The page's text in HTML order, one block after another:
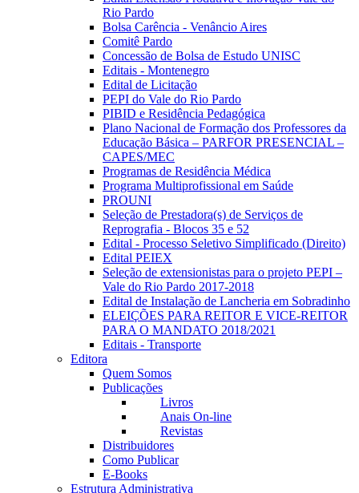
Rio Pardo
Bolsa Carência - Venâncio Aires
Comitê Pardo
Concessão de Bolsa de Estudo UNISC
Editais - Montenegro
Edital de Licitação
PEPI do Vale do Rio Pardo
PIBID e Residência Pedagógica
Plano Nacional de Formação dos Professores da
Educação Básica – PARFOR PRESENCIAL –
CAPES/MEC
Programas de Residência Médica
Programa Multiprofissional em Saúde
PROUNI
Seleção de Prestadora(s) de Serviços de
Reprografia - Blocos 35 e 52
Edital - Processo Seletivo Simplificado (Direito)
Edital PEIEX
Seleção de extensionistas para o projeto PEPI –
Vale do Rio Pardo 2017-2018
Edital de Instalação de Lancheria em Sobradinho
ELEIÇÕES PARA REITOR E VICE-REITOR
PARA O MANDATO 2018/2021
Editais - Transporte
Editora
Quem Somos
Publicações
Livros
Anais On-line
Revistas
Distribuidores
Como Publicar
E-Books
Estrutura Administrativa